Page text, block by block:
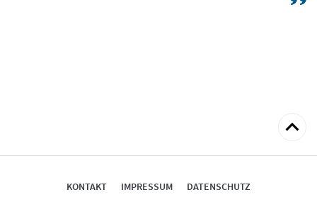
zum
KONTAKT IMPRESSUM
DATENSCHUTZ